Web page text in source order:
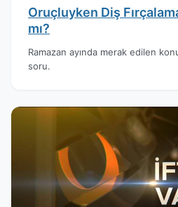
Oruçluyken Diş
mı?
Ramazan ayında merak edilen
soru.